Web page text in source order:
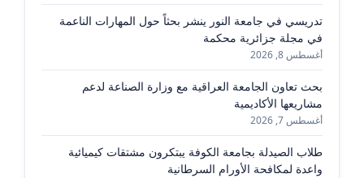
تدريسي في جامعة النور ينشر بحثاً حول المهارات الناعمة
في مجلة جزائرية محكمة
أغسطس 8, 2026
بحث تعاون الجامعة العراقية مع وزارة الصناعة لدعم
مشاريعها الأكاديمية
أغسطس 7, 2026
طلاب الصيدلة بجامعة الكوفة يبتكرون مشتقات كيميائية
واعدة لمكافحة الأورام السرطانية